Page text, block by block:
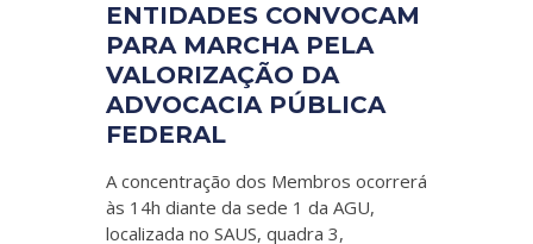
ENTIDADES CONVOCAM
PARA MARCHA PELA
VALORIZAÇÃO DA
ADVOCACIA PÚBLICA
FEDERAL
A concentração dos Membros ocorrerá
às 14h diante da sede 1 da AGU,
localizada no SAUS, quadra 3,